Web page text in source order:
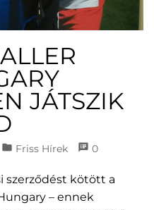
JÁTSZIK
folder Friss Hírek speaker_notes 0
szerződést kötött a
– ennek